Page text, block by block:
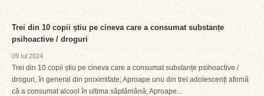
Trei din 10 copii știu pe cineva care a consumat substanțe
psihoactive / droguri
09 Iul 2024
Trei din 10 copii știu pe cineva care a consumat substanțe psihoactive /
droguri, în general din proximitate; Aproape unu din trei adolescenți afirmă
că a consumat alcool în ultima săptămână; Aproape...